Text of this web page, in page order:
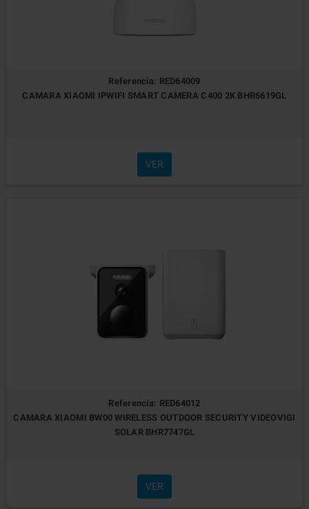
Referencia: RED64009
CAMARA XIAOMI IPWIFI SMART CAMERA C400 2K BHR6619GL
VER
Referencia: RED64012
CAMARA XIAOMI BW00 WIRELESS OUTDOOR SECURITY VIDEOVIGI
SOLAR BHR7747GL
VER